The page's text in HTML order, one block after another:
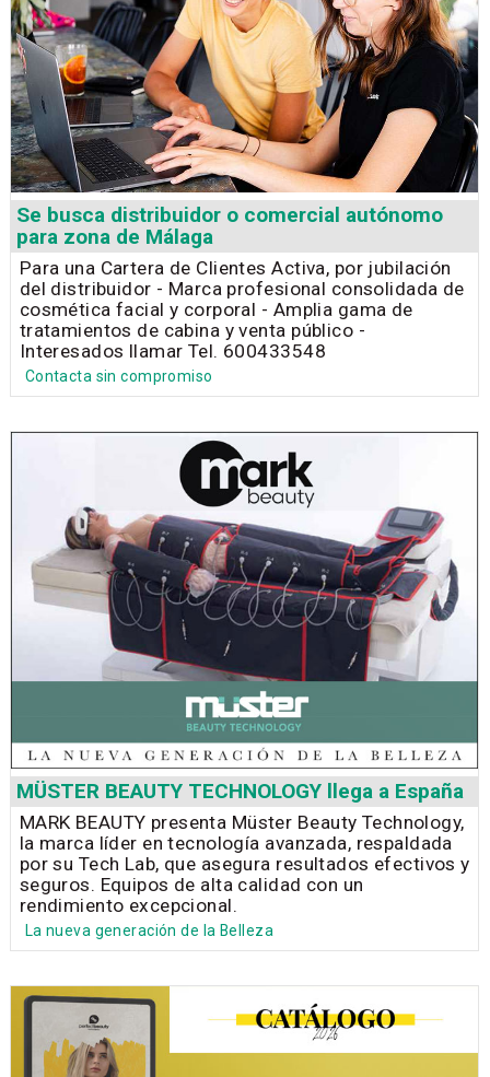
Se busca distribuidor o comercial autónomo
para zona de Málaga
Para una Cartera de Clientes Activa, por jubilación
del distribuidor - Marca profesional consolidada de
cosmética facial y corporal - Amplia gama de
tratamientos de cabina y venta público -
Interesados llamar Tel. 600433548
Contacta sin compromiso
MÜSTER BEAUTY TECHNOLOGY llega a España
MARK BEAUTY presenta Müster Beauty Technology,
la marca líder en tecnología avanzada, respaldada
por su Tech Lab, que asegura resultados efectivos y
seguros. Equipos de alta calidad con un
rendimiento excepcional.
La nueva generación de la Belleza